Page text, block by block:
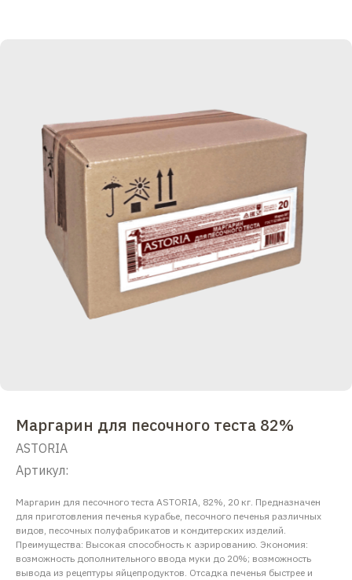
Маргарин для песочного теста 82%
ASTORIA
Артикул:
Маргарин для песочного теста ASTORIA, 82%, 20 кг. Предназначен
для приготовления печенья курабье, песочного печенья различных
видов, песочных полуфабрикатов и кондитерских изделий.
Преимущества: Высокая способность к аэрированию. Экономия:
возможность дополнительного ввода муки до 20%; возможность
вывода из рецептуры яйцепродуктов. Отсадка печенья быстрее и